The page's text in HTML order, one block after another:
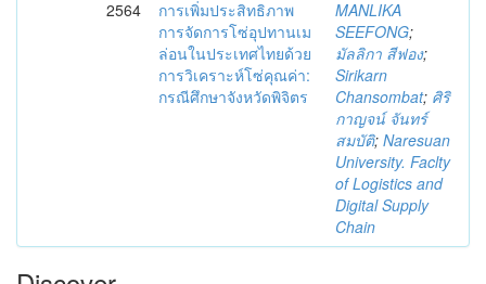
2564
การเพิ่มประสิทธิภาพ
การจัดการโซ่อุปทานเม
ล่อนในประเทศไทยด้วย
การวิเคราะห์โซ่คุณค่า:
กรณีศึกษาจังหวัดพิจิตร
MANLIKA
SEEFONG;
มัลลิกา สีฟอง;
Sirikarn
Chansombat; ศิริ
กาญจน์ จันทร์
สมบัติ; Naresuan
University. Faclty
of Logistics and
Digital Supply
Chain